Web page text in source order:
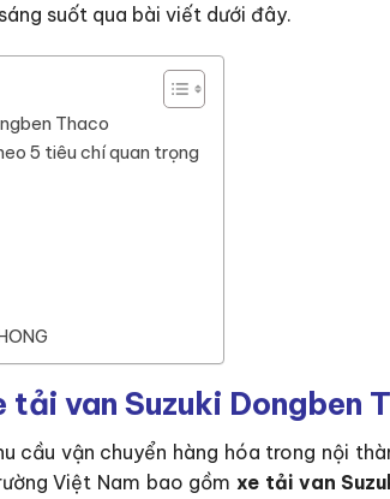
suốt qua bài viết dưới đây.
Thaco
5 tiêu chí quan trọng
van Suzuki Dongben
cầu vận chuyển hàng hóa trong nội
Việt Nam bao gồmxe tải van